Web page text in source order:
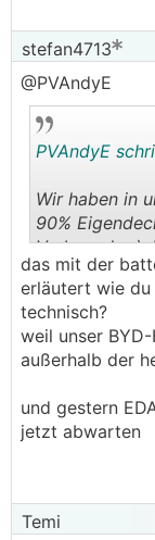
stefan4713
@PVAndyE
PVAndyE
Wir haben in
90%
Verbraucher).
Wind.
das mit der
erläutert wie du
technisch?
weil unser
außerhalb der
und gestern
jetzt abwarten
Temi